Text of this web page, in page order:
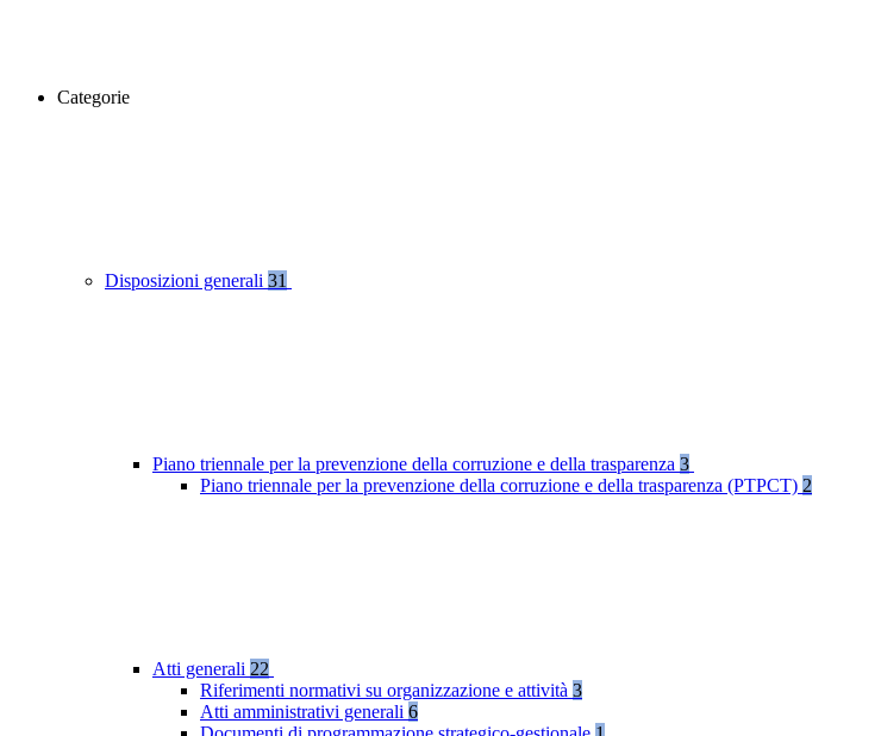
Categorie
Disposizioni generali 31
Piano triennale per la prevenzione della corruzione e della trasparenza 3
Piano triennale per la prevenzione della corruzione e della trasparenza (PTPCT) 2
Atti generali 22
Riferimenti normativi su organizzazione e attività 3
Atti amministrativi generali 6